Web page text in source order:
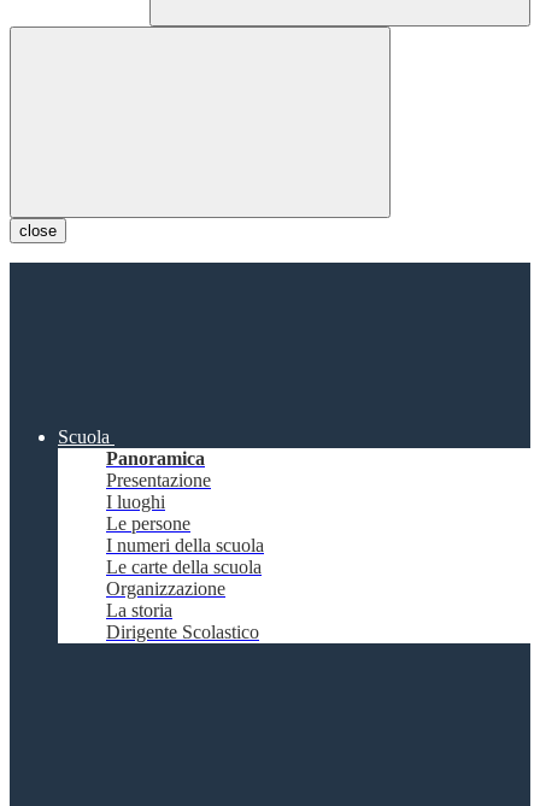
close
Scuola
Panoramica
Presentazione
I luoghi
Le persone
I numeri della scuola
Le carte della scuola
Organizzazione
La storia
Dirigente Scolastico